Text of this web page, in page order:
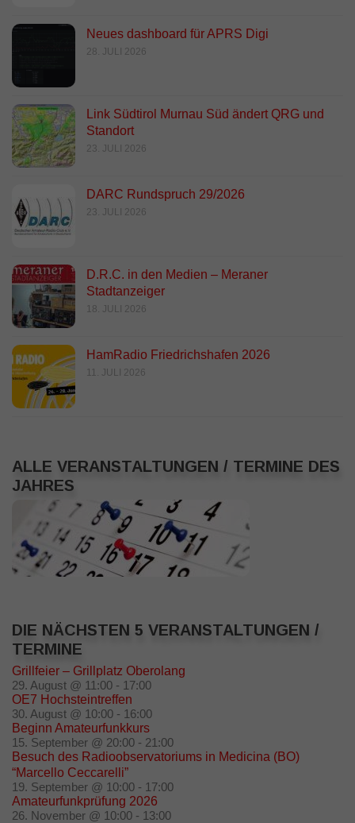
Neues dashboard für APRS Digi
28. JULI 2026
Link Südtirol Murnau Süd ändert QRG und
Standort
23. JULI 2026
DARC Rundspruch 29/2026
23. JULI 2026
D.R.C. in den Medien – Meraner
Stadtanzeiger
18. JULI 2026
HamRadio Friedrichshafen 2026
11. JULI 2026
ALLE VERANSTALTUNGEN / TERMINE DES
JAHRES
DIE NÄCHSTEN 5 VERANSTALTUNGEN /
TERMINE
Grillfeier – Grillplatz Oberolang
29. August @ 11:00 - 17:00
OE7 Hochsteintreffen
30. August @ 10:00 - 16:00
Beginn Amateurfunkkurs
15. September @ 20:00 - 21:00
Besuch des Radioobservatoriums in Medicina (BO)
“Marcello Ceccarelli”
19. September @ 10:00 - 17:00
Amateurfunkprüfung 2026
26. November @ 10:00 - 13:00